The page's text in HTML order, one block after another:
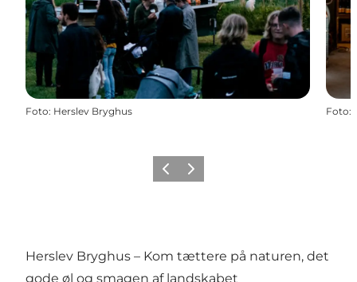
Foto: Herslev Bryghus Foto:
ForrigeNæste
Herslev Bryghus – Kom tættere på naturen, det
gode øl og smagen af landskabet